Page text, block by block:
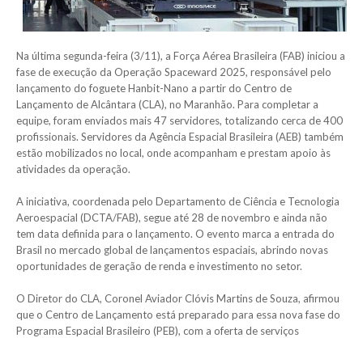
Na última segunda-feira (3/11), a Força Aérea Brasileira (FAB) iniciou a
fase de execução da Operação Spaceward 2025, responsável pelo
lançamento do foguete Hanbit-Nano a partir do Centro de
Lançamento de Alcântara (CLA), no Maranhão. Para completar a
equipe, foram enviados mais 47 servidores, totalizando cerca de 400
profissionais. Servidores da Agência Espacial Brasileira (AEB) também
estão mobilizados no local, onde acompanham e prestam apoio às
atividades da operação.
A iniciativa, coordenada pelo Departamento de Ciência e Tecnologia
Aeroespacial (DCTA/FAB), segue até 28 de novembro e ainda não
tem data definida para o lançamento. O evento marca a entrada do
Brasil no mercado global de lançamentos espaciais, abrindo novas
oportunidades de geração de renda e investimento no setor.
O Diretor do CLA, Coronel Aviador Clóvis Martins de Souza, afirmou
que o Centro de Lançamento está preparado para essa nova fase do
Programa Espacial Brasileiro (PEB), com a oferta de serviços